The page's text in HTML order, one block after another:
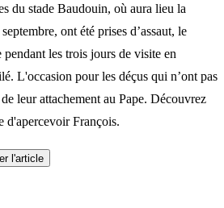
du stade Baudouin, où aura lieu la
ont été prises d’assaut, le
les trois jours de visite en
L'occasion pour les déçus qui n’ont pas
leur attachement au Pape. Découvrez
d'apercevoir François.
l'article